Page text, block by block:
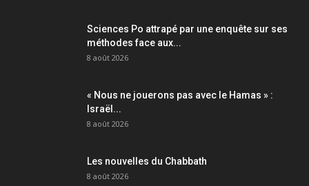
Sciences Po attrapé par une enquête sur ses
méthodes face aux...
8 août 2026
« Nous ne jouerons pas avec le Hamas » :
Israël...
8 août 2026
Les nouvelles du Chabbath
8 août 2026